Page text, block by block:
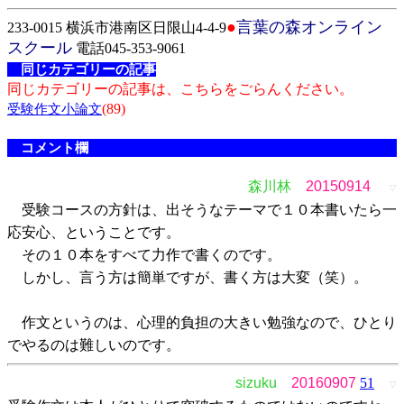
233-0015 横浜市港南区日限山4-4-9●言葉の森オンライン
スクール 電話045-353-9061
同じカテゴリーの記事
同じカテゴリーの記事は、こちらをごらんください。
受験作文小論文(89)
コメント欄
森川林 20150914 ▽
受験コースの方針は、出そうなテーマで１０本書いたら一
応安心、ということです。
その１０本をすべて力作で書くのです。
しかし、言う方は簡単ですが、書く方は大変（笑）。
作文というのは、心理的負担の大きい勉強なので、ひとり
でやるのは難しいのです。
sizuku 20160907 51 ▽